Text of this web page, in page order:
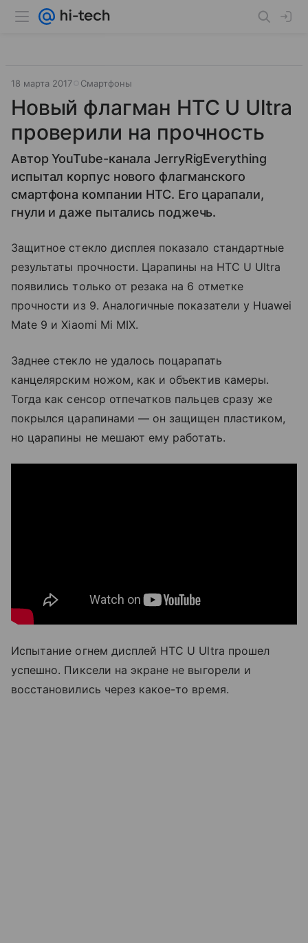
18 марта 2017 Смартфоны
Новый флагман HTC U Ultra
проверили на прочность
Автор YouTube-канала JerryRigEverything
испытал корпус нового флагманского
смартфона компании HTC. Его царапали,
гнули и даже пытались поджечь.
Защитное стекло дисплея показало стандартные
результаты прочности. Царапины на HTC U Ultra
появились только от резака на 6 отметке
прочности из 9. Аналогичные показатели у Huawei
Mate 9 и Xiaomi Mi MIX.
Заднее стекло не удалось поцарапать
канцелярским ножом, как и объектив камеры.
Тогда как сенсор отпечатков пальцев сразу же
покрылся царапинами — он защищен пластиком,
но царапины не мешают ему работать.
Испытание огнем дисплей HTC U Ultra прошел
успешно. Пиксели на экране не выгорели и
восстановились через какое-то время.